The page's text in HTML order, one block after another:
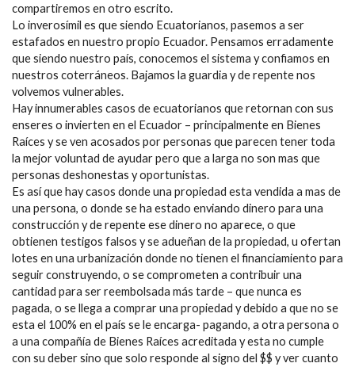
compartiremos en otro escrito.
Lo inverosímil es que siendo Ecuatorianos, pasemos a ser
estafados en nuestro propio Ecuador. Pensamos erradamente
que siendo nuestro país, conocemos el sistema y confiamos en
nuestros coterráneos. Bajamos la guardia y de repente nos
volvemos vulnerables.
Hay innumerables casos de ecuatorianos que retornan con sus
enseres o invierten en el Ecuador – principalmente en Bienes
Raíces y se ven acosados por personas que parecen tener toda
la mejor voluntad de ayudar pero que a larga no son mas que
personas deshonestas y oportunistas.
Es así que hay casos donde una propiedad esta vendida a mas de
una persona, o donde se ha estado enviando dinero para una
construcción y de repente ese dinero no aparece, o que
obtienen testigos falsos y se adueñan de la propiedad, u ofertan
lotes en una urbanización donde no tienen el financiamiento para
seguir construyendo, o se comprometen a contribuir una
cantidad para ser reembolsada más tarde – que nunca es
pagada, o se llega a comprar una propiedad y debido a que no se
esta el 100% en el país se le encarga- pagando, a otra persona o
a una compañía de Bienes Raíces acreditada y esta no cumple
con su deber sino que solo responde al signo del $$ y ver cuanto